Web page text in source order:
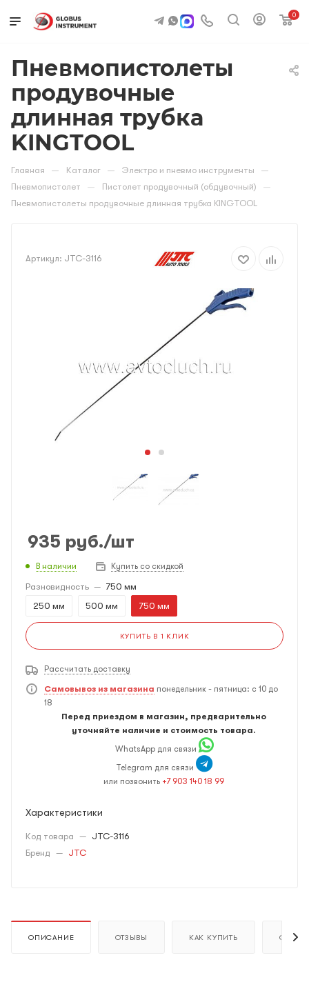
0
Пневмопистолеты
продувочные
длинная трубка
KINGTOOL
Главная — Каталог — Электро и пневмо инструменты —
Пневмопистолет — Пистолет продувочный (обдувочный) —
Пневмопистолеты продувочные длинная трубка KINGTOOL
Артикул: JTC-3116
935 руб./шт
В наличии Купить со скидкой
Разновидность — 750 мм
250 мм
500 мм 750 мм
КУПИТЬ В 1 КЛИК
Рассчитать доставку
Самовывоз из магазина понедельник - пятница: с 10 до
18
Перед приездом в магазин, предварительно
уточняйте наличие и стоимость товара.
WhatsApp для связи
Telegram для связи
или позвонить +7 903 140 18 99
Характеристики
Код товара — JTC-3116
Бренд — JTC
ОПИСАНИЕ ОТЗЫВЫ КАК КУПИТЬ ОПЛАТА